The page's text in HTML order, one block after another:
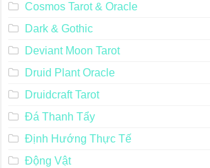
Cosmos Tarot & Oracle
Dark & Gothic
Deviant Moon Tarot
Druid Plant Oracle
Druidcraft Tarot
Đá Thanh Tẩy
Định Hướng Thực Tế
Động Vật